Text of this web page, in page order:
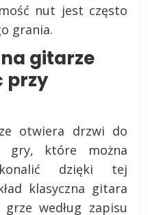
nut jest często
grania.
gitarze
przy
otwiera drzwi do
gry, które można
dzięki tej
klasyczna gitara
według zapisu